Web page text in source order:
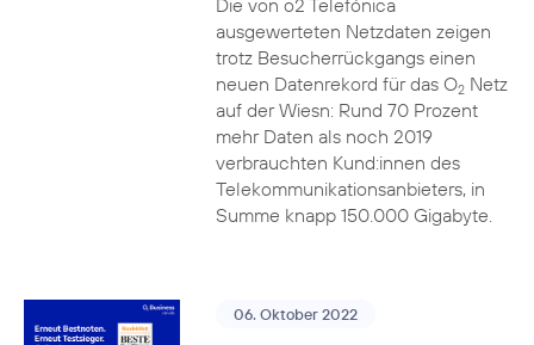
Die von o2 Telefónica
ausgewerteten Netzdaten zeigen
trotz Besucherrückgangs einen
neuen Datenrekord für das O2Netz
auf der Wiesn: Rund 70 Prozent
mehr Daten als noch 2019
verbrauchten Kund:innen des
Telekommunikationsanbieters, in
Summe knapp 150.000 Gigabyte.
06. Oktober 2022